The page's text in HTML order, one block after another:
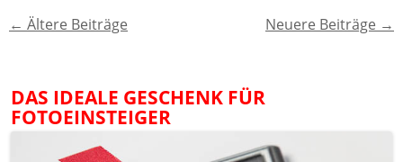
Beitragsnavigation
← Ältere Beiträge Neuere Beiträge →
DAS IDEALE GESCHENK FÜR
FOTOEINSTEIGER